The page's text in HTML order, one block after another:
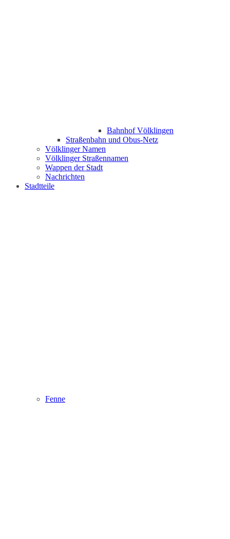
Bahnhof Völklingen
Straßenbahn und Obus-Netz
Völklinger Namen
Völklinger Straßennamen
Wappen der Stadt
Nachrichten
Stadtteile
Fenne